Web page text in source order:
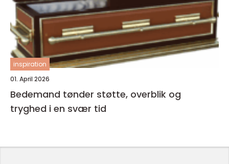
inspiration
01. April 2026
Bedemand tønder støtte, overblik og
tryghed i en svær tid